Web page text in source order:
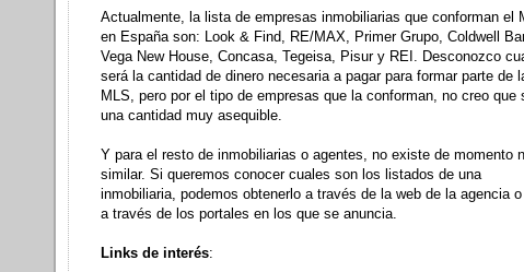
Actualmente, la lista de empresas inmobiliarias que conforman el
en España son: Look & Find, RE/MAX, Primer Grupo, Coldwell
Vega New House, Concasa, Tegeisa, Pisur y REI. Desconozco
será la cantidad de dinero necesaria a pagar para formar parte de
MLS, pero por el tipo de empresas que la conforman, no creo que
una cantidad muy asequible.
Y para el resto de inmobiliarias o agentes, no existe de momento
similar. Si queremos conocer cuales son los listados de una
inmobiliaria, podemos obtenerlo a través de la web de la agencia
a través de los portales en los que se anuncia.
Links de interés: